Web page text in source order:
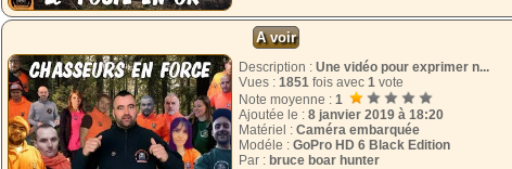
A voir
Description : Une vidéo pour exprimer n...
Vues : 1851 fois avec 1 vote
Note moyenne : 1
Ajoutée le : 8 janvier 2019 à 18:20
Matériel : Caméra embarquée
Modéle : GoPro HD 6 Black Edition
Par : bruce boar hunter